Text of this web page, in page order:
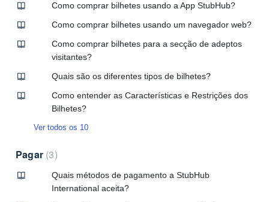
Como comprar bilhetes usando a App StubHub?
Como comprar bilhetes usando um navegador web?
Como comprar bilhetes para a secção de adeptos
visitantes?
Quais são os diferentes tipos de bilhetes?
Como entender as Características e Restrições dos
Bilhetes?
Ver todos os 10
Pagar 3
Quais métodos de pagamento a StubHub
International aceita?